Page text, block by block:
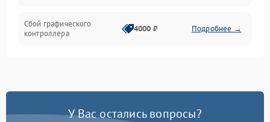
Сбой графического
контроллера
4000 ₽ Подробнее →
У Вас остались вопросы?